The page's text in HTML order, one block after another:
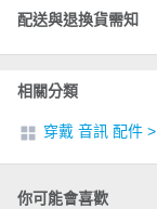
配送與退換貨需知
相關分類
穿戴 音訊 配件 >
你可能會喜歡